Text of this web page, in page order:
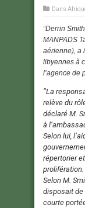
Dans
“Derrin
MANPADS
aérienne), a
libyennes à
l’agence de
“La
relève du
déclaré M.
à
Selon lui,
répertorier
prolifération.
Selon M.
disposait de
courte